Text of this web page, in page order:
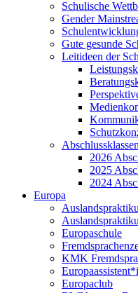
Schulische
Gender
Gute gesunde
Leitideen der
Abschlussklassen
2026
2025
2024
Europa
Europaschule
KMK
Europaclub